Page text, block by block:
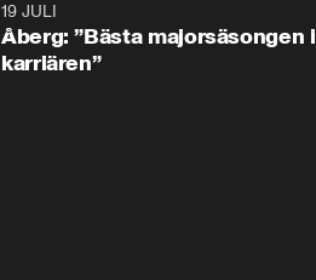
19 JULI
Åberg: ”Bästa majorsäsongen i
karriären”